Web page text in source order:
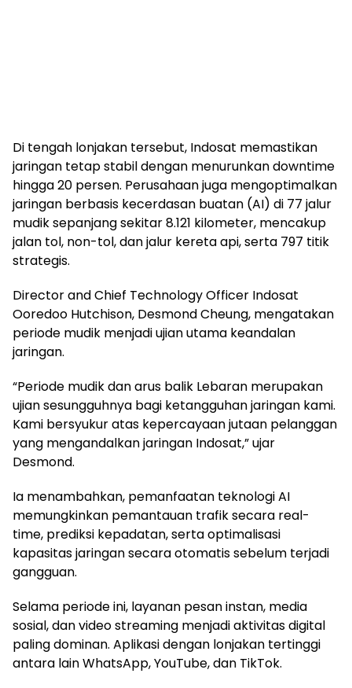
Di tengah lonjakan tersebut, Indosat memastikan
jaringan tetap stabil dengan menurunkan downtime
hingga 20 persen. Perusahaan juga mengoptimalkan
jaringan berbasis kecerdasan buatan (AI) di 77 jalur
mudik sepanjang sekitar 8.121 kilometer, mencakup
jalan tol, non-tol, dan jalur kereta api, serta 797 titik
strategis.
Director and Chief Technology Officer Indosat
Ooredoo Hutchison, Desmond Cheung, mengatakan
periode mudik menjadi ujian utama keandalan
jaringan.
“Periode mudik dan arus balik Lebaran merupakan
ujian sesungguhnya bagi ketangguhan jaringan kami.
Kami bersyukur atas kepercayaan jutaan pelanggan
yang mengandalkan jaringan Indosat,” ujar
Desmond.
Ia menambahkan, pemanfaatan teknologi AI
memungkinkan pemantauan trafik secara real-
time, prediksi kepadatan, serta optimalisasi
kapasitas jaringan secara otomatis sebelum terjadi
gangguan.
Selama periode ini, layanan pesan instan, media
sosial, dan video streaming menjadi aktivitas digital
paling dominan. Aplikasi dengan lonjakan tertinggi
antara lain WhatsApp, YouTube, dan TikTok.